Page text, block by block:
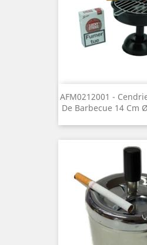
AFM0212001 -
De Barbecue 14 Cm